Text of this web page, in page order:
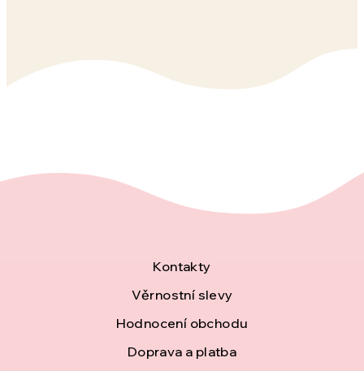
Kontakty
Věrnostní slevy
Hodnocení obchodu
Doprava a platba